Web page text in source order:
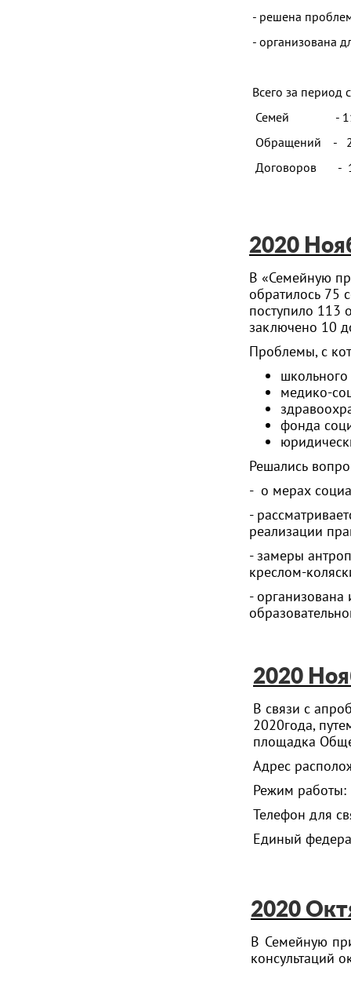
2020
В связи с
2020года,
площадка
Адрес
Режим работы:
Телефон для
Единый
2020
В Семейную
консультаций
2020
В «Семейную
обратилось 75
поступило 113
заключено 10
Проблемы, с
медико-
фонда
Решались
- о мерах
-
реализации
- замеры
креслом-
-
- решена
- организована
Всего за период
Семей -
Обращений -
Договоров -